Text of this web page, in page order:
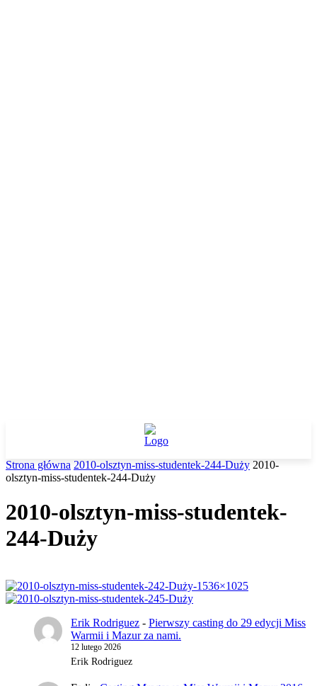
Strona główna 2010-olsztyn-miss-studentek-244-Duży 2010-
olsztyn-miss-studentek-244-Duży
2010-olsztyn-miss-studentek-
244-Duży
Erik Rodriguez - Pierwszy casting do 29 edycji Miss
Warmii i Mazur za nami.
12 lutego 2026
Erik Rodriguez